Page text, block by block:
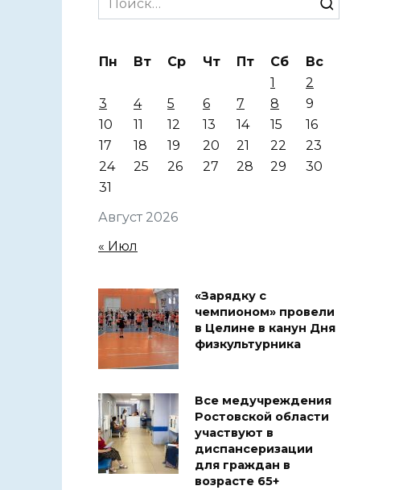
for:
Август 2026
Пн Вт Ср Чт Пт Сб
Вс
1
2
3
4 5 6 7 8
9
10
11 12 13 14 15
16
17
18 19 20 21 22
23
24
25 26 27 28 29
30
31
« Июл
«Зарядку с
чемпионом» провели
в Целине в канун Дня
физкультурника
Все медучреждения
Ростовской области
участвуют в
диспансеризации
для граждан в
возрасте 65+